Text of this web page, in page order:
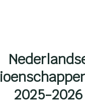
2025-2026